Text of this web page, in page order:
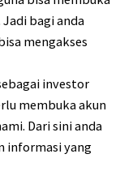
bagi anda
mengakses
investor
membuka akun
Dari sini anda
informasi yang